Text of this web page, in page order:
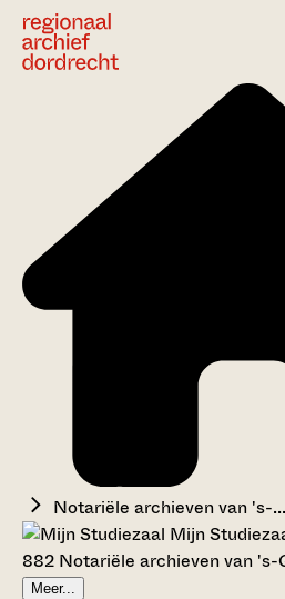
Notariële archieven van 's-...
Mijn
882 Notariële archieven van 's-
Meer...